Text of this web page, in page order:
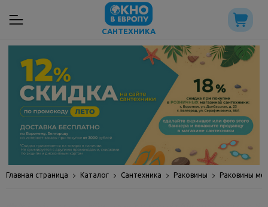
САНТЕХНИКА
Главная страница Каталог Сантехника Раковины Раковины